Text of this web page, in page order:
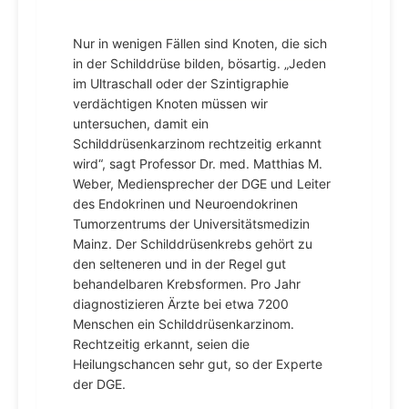
Nur in wenigen Fällen sind Knoten, die sich
in der Schilddrüse bilden, bösartig. „Jeden
im Ultraschall oder der Szintigraphie
verdächtigen Knoten müssen wir
untersuchen, damit ein
Schilddrüsenkarzinom rechtzeitig erkannt
wird“, sagt Professor Dr. med. Matthias M.
Weber, Mediensprecher der DGE und Leiter
des Endokrinen und Neuroendokrinen
Tumorzentrums der Universitätsmedizin
Mainz. Der Schilddrüsenkrebs gehört zu
den selteneren und in der Regel gut
behandelbaren Krebsformen. Pro Jahr
diagnostizieren Ärzte bei etwa 7200
Menschen ein Schilddrüsenkarzinom.
Rechtzeitig erkannt, seien die
Heilungschancen sehr gut, so der Experte
der DGE.